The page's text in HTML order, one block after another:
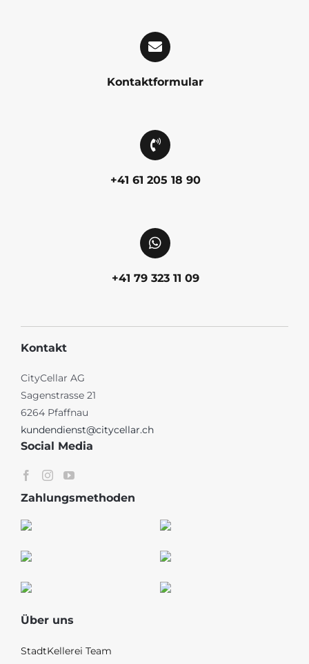
Kontaktformular
+41 61 205 18 90
+41 79 323 11 09
Kontakt
CityCellar AG
Sagenstrasse 21
6264 Pfaffnau
kundendienst@citycellar.ch
Social Media
Zahlungsmethoden
Über uns
StadtKellerei Team